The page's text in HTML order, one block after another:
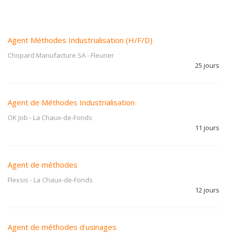
Agent Méthodes Industrialisation (H/F/D)
Chopard Manufacture SA- Fleurier
25 jours
Agent de Méthodes Industrialisation
OK Job - La Chaux-de-Fonds
11 jours
Agent de méthodes
Flexsis - La Chaux-de-Fonds
12 jours
Agent de méthodes d'usinages